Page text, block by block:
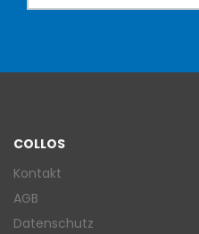
COLLOS
Kontakt
AGB
Datenschutz